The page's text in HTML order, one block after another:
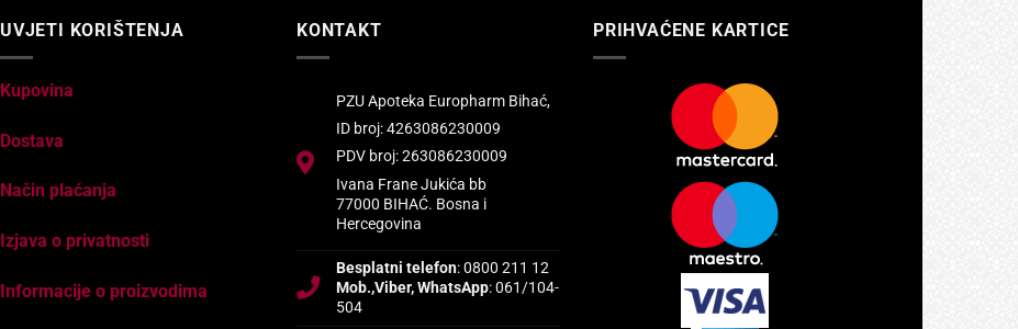
UVJETI KORIŠTENJA
Kupovina
Dostava
Način plaćanja
Izjava o privatnosti
Informacije o proizvodima
KONTAKT
PZU Apoteka Europharm Bihać,
ID broj: 4263086230009
PDV broj: 263086230009
Ivana Frane Jukića bb
77000 BIHAĆ. Bosna i
Hercegovina
Besplatni telefon: 0800 211 12
Mob.,Viber, WhatsApp: 061/104-
504
PRIHVAĆENE KARTICE